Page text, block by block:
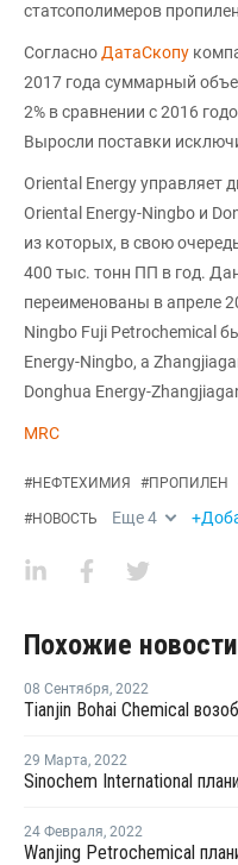
статсополимеров
Согласно ДатаСкопу
2017 года суммарный
2% в сравнении с 2016
Выросли поставки
Oriental Energy управляет
Oriental Energy-Ningbo и
из которых, в свою
400 тыс. тонн ПП в год.
переименованы в апреле
Ningbo Fuji Petrochemical
Energy-Ningbo, а
Donghua Energy-
MRC
#НЕФТЕХИМИЯ #ПРОПИЛЕН
#НОВОСТЬ Еще4
Похожие новости
08 Сентября, 2022
29 Марта, 2022
24 Февраля, 2022